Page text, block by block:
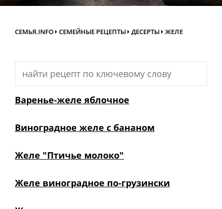
СЕМЬЯ.INFO СЕМЕЙНЫЕ РЕЦЕПТЫ ДЕСЕРТЫ ЖЕЛЕ
Search
Варенье-желе яблочное
Виноградное желе с бананом
Желе "Птичье молоко"
Желе виноградное по-грузински